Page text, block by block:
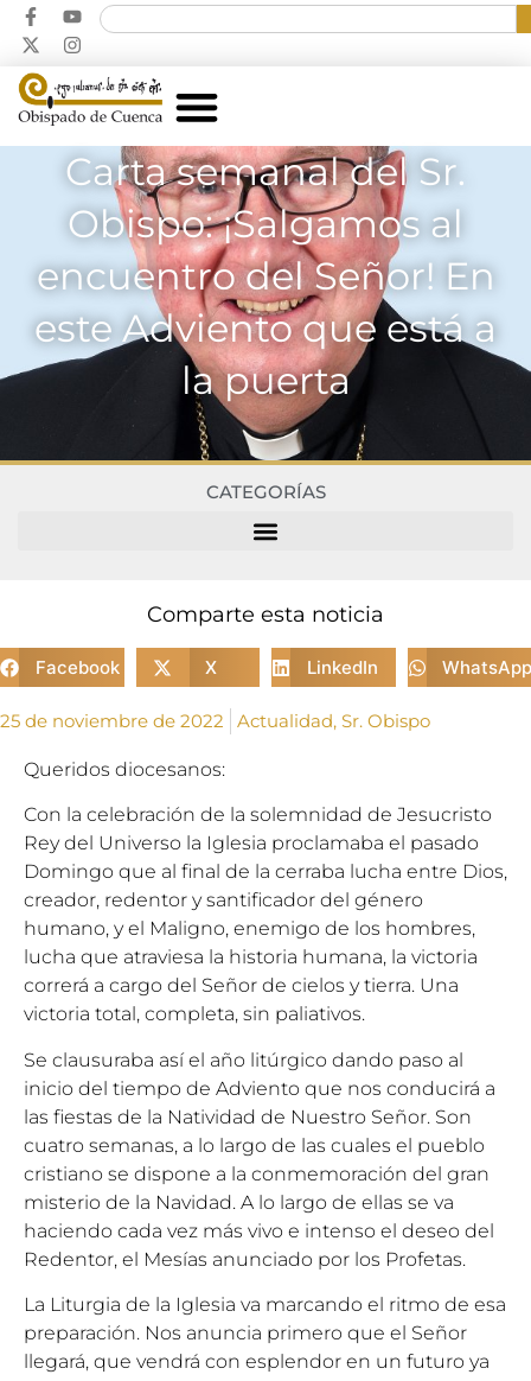
Carta semanal del Sr.
Obispo: ¡Salgamos al
encuentro del Señor! En
este Adviento que está a
la puerta
CATEGORÍAS
Comparte esta noticia
Facebook X LinkedIn WhatsApp
25 de noviembre de 2022 Actualidad, Sr. Obispo
Queridos diocesanos:
Con la celebración de la solemnidad de Jesucristo
Rey del Universo la Iglesia proclamaba el pasado
Domingo que al final de la cerraba lucha entre Dios,
creador, redentor y santificador del género
humano, y el Maligno, enemigo de los hombres,
lucha que atraviesa la historia humana, la victoria
correrá a cargo del Señor de cielos y tierra. Una
victoria total, completa, sin paliativos.
Se clausuraba así el año litúrgico dando paso al
inicio del tiempo de Adviento que nos conducirá a
las fiestas de la Natividad de Nuestro Señor. Son
cuatro semanas, a lo largo de las cuales el pueblo
cristiano se dispone a la conmemoración del gran
misterio de la Navidad. A lo largo de ellas se va
haciendo cada vez más vivo e intenso el deseo del
Redentor, el Mesías anunciado por los Profetas.
La Liturgia de la Iglesia va marcando el ritmo de esa
preparación. Nos anuncia primero que el Señor
llegará, que vendrá con esplendor en un futuro ya